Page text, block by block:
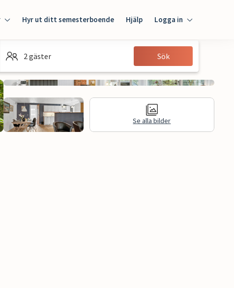
Hyr ut ditt semesterboende Hjälp Logga in
Gäst
2 gäster Sök
Se alla bilder